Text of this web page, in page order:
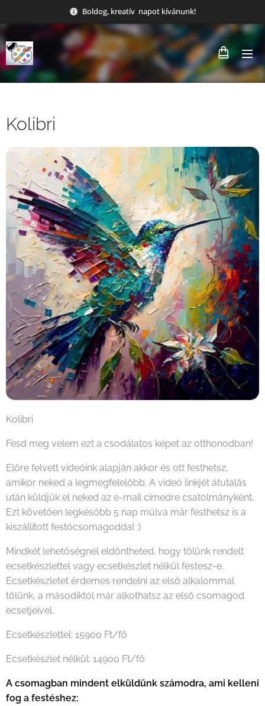
Boldog, kreatív napot kívánunk!
Kolibri
Kolibri
Fesd meg velem ezt a csodálatos képet az otthonodban!
Előre felvett videóink alapján akkor és ott festhetsz,
amikor neked a legmegfelelőbb. A videó linkjét átutalás
után küldjük el neked az e-mail címedre csatolmányként.
Ezt követően legkésőbb 5 nap múlva már festhetsz is a
kiszállított festőcsomagoddal :)
Mindkét lehetőségnél eldöntheted, hogy tőlünk rendelt
ecsetkészlettel vagy ecsetkészlet nélkül festesz-e.
Ecsetkészletet érdemes rendelni az első alkalommal
tőlünk, a másodiktól már alkothatsz az első csomagod
ecsetjeivel.
Ecsetkészlettel: 15900 Ft/fő
Ecsetkészlet nélkül: 14900 Ft/fő
A csomagban mindent elküldünk számodra, ami kelleni
fog a festéshez: